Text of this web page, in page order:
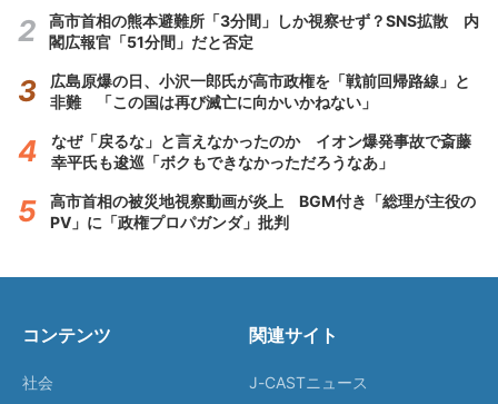
高市首相の熊本避難所「3分間」しか視察せず？SNS拡散 内
閣広報官「51分間」だと否定
広島原爆の日、小沢一郎氏が高市政権を「戦前回帰路線」と
非難 「この国は再び滅亡に向かいかねない」
なぜ「戻るな」と言えなかったのか イオン爆発事故で斎藤
幸平氏も逡巡「ボクもできなかっただろうなあ」
高市首相の被災地視察動画が炎上 BGM付き「総理が主役の
PV」に「政権プロパガンダ」批判
コンテンツ
社会
関連サイト
J-CASTニュース